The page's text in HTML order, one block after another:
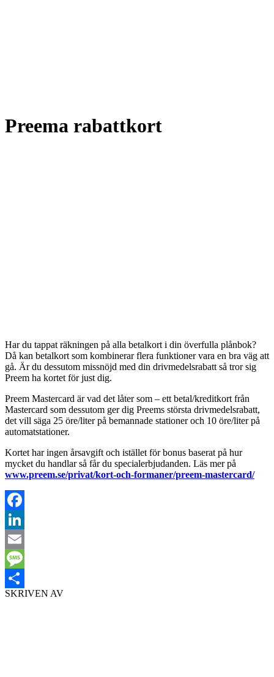
Preema rabattkort
Har du tappat räkningen på alla betalkort i din överfulla plånbok?
Då kan betalkort som kombinerar flera funktioner vara en bra väg att
gå. Är du dessutom missnöjd med din drivmedelsrabatt så tror sig
Preem ha kortet för just dig.
Preem Mastercard är vad det låter som – ett betal/kreditkort från
Mastercard som dessutom ger dig Preems största drivmedelsrabatt,
det vill säga 25 öre/liter på bemannade stationer och 10 öre/liter på
automatstationer.
Kortet har ingen årsavgift och istället för bonus baserat på hur
mycket du handlar så får du specialerbjudanden. Läs mer på
www.preem.se/privat/kort-och-formaner/preem-mastercard/
Facebook
LinkedIn
Email
Message
Dela
SKRIVEN AV